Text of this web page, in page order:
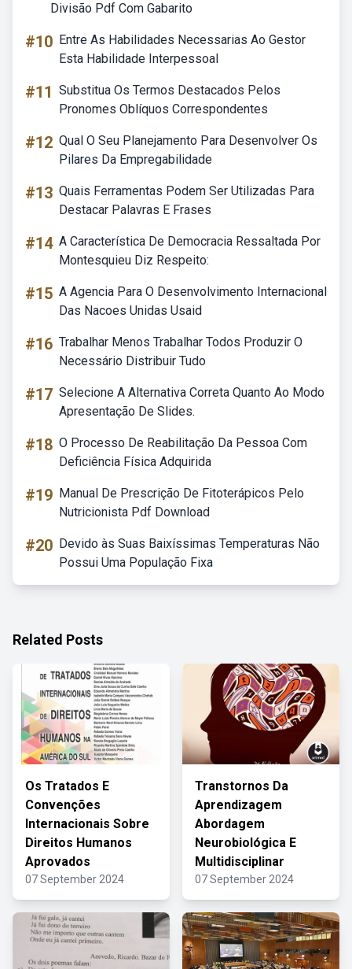
Divisão Pdf Com Gabarito
#10 Entre As Habilidades Necessarias Ao Gestor
Esta Habilidade Interpessoal
#11 Substitua Os Termos Destacados Pelos
Pronomes Oblíquos Correspondentes
#12 Qual O Seu Planejamento Para Desenvolver Os
Pilares Da Empregabilidade
#13 Quais Ferramentas Podem Ser Utilizadas Para
Destacar Palavras E Frases
#14 A Característica De Democracia Ressaltada Por
Montesquieu Diz Respeito:
#15 A Agencia Para O Desenvolvimento Internacional
Das Nacoes Unidas Usaid
#16 Trabalhar Menos Trabalhar Todos Produzir O
Necessário Distribuir Tudo
#17 Selecione A Alternativa Correta Quanto Ao Modo
Apresentação De Slides.
#18 O Processo De Reabilitação Da Pessoa Com
Deficiência Física Adquirida
#19 Manual De Prescrição De Fitoterápicos Pelo
Nutricionista Pdf Download
#20 Devido às Suas Baixíssimas Temperaturas Não
Possui Uma População Fixa
Related Posts
Os Tratados E
Convenções
Internacionais Sobre
Direitos Humanos
Aprovados
07 September 2024
Transtornos Da
Aprendizagem
Abordagem
Neurobiológica E
Multidisciplinar
07 September 2024